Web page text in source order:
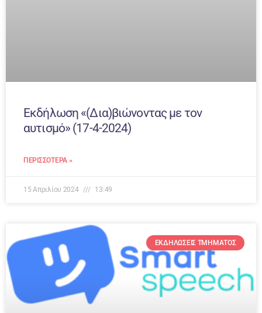
Εκδήλωση «(Δια)βιώνοντας με τον
αυτισμό» (17-4-2024)
ΠΕΡΙΣΣΌΤΕΡΑ »
15 Απριλίου 2024 13:49
ΕΚΔΗΛΏΣΕΙΣ ΤΜΉΜΑΤΟΣ